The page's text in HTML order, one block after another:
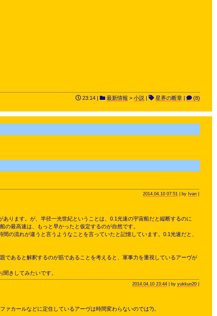
23:14 | 最新情報 > 小説 星界の断章 (8)
2014.04.10 07:51 | by Ivan
ります。が、半径一光世紀ということは、0.1光速の宇宙船だと縦断するのに
最高速は、もっと早かったと仮定するのが自然です。
の流れが違うと言うようなことを言っていたと記憶しています。0.1光速だと、
あると解釈するのが筋であることを考えると、軍事力を重視しているアーヴが
きしてみたいです。
2014.04.10 23:44 | by yukkun20
カールなどに定住しているアーヴは時間変わらないのでは?)。